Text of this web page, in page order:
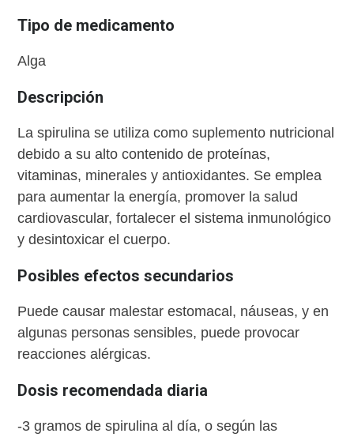
Tipo de medicamento
Alga
Descripción
La spirulina se utiliza como suplemento nutricional
debido a su alto contenido de proteínas,
vitaminas, minerales y antioxidantes. Se emplea
para aumentar la energía, promover la salud
cardiovascular, fortalecer el sistema inmunológico
y desintoxicar el cuerpo.
Posibles efectos secundarios
Puede causar malestar estomacal, náuseas, y en
algunas personas sensibles, puede provocar
reacciones alérgicas.
Dosis recomendada diaria
-3 gramos de spirulina al día, o según las